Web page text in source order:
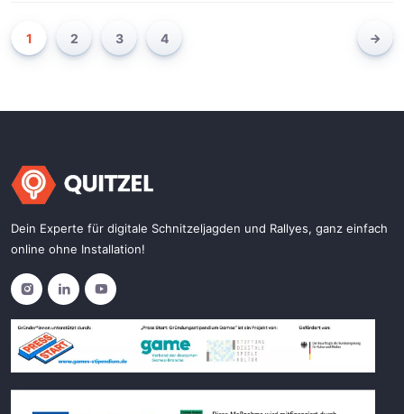
1 2 3 4
Dein Experte für digitale Schnitzeljagden und Rallyes, ganz einfach
online ohne Installation!